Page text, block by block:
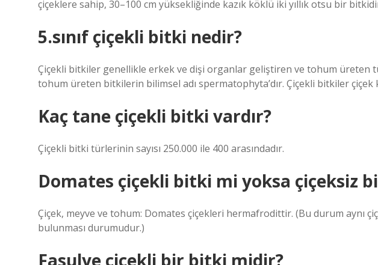
çiçeklere sahip, 30–100 cm yüksekliğinde kazık köklü iki yıllık otsu bir
5.sınıf çiçekli bitki nedir?
Çiçekli bitkiler genellikle erkek ve dişi organlar geliştiren ve tohum üreten
tohum üreten bitkilerin bilimsel adı spermatophyta’dır. Çiçekli bitkiler çiçek
Kaç tane çiçekli bitki vardır?
Çiçekli bitki türlerinin sayısı 250.000 ile 400 arasındadır.
Domates çiçekli bitki mi yoksa çiçeksiz
Çiçek, meyve ve tohum: Domates çiçekleri hermafrodittir. (Bu durum aynı
bulunması durumudur.)
Fasulye çiçekli bir bitki midir?